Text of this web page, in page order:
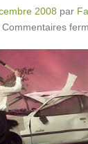
2008 par
Commentaires